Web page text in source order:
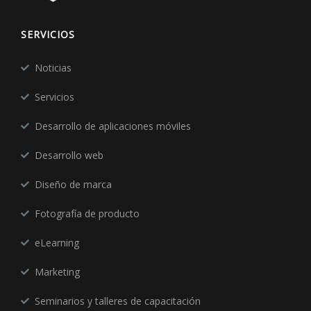
SERVICIOS
Noticias
Servicios
Desarrollo de aplicaciones móviles
Desarrollo web
Diseño de marca
Fotografía de producto
eLearning
Marketing
Seminarios y talleres de capacitación